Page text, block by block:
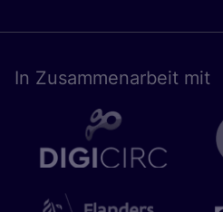
In Zusam­men­ar­beit mit